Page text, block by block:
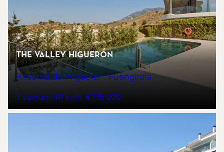
The Valley Higuerón
Reserva del Higuerón, Fuengirola
3 sovrum 117 kvm €775 000